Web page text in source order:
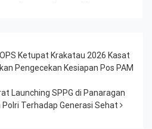
Ketupat Krakatau 2026 Kasat
Pengecekan Kesiapan Pos PAM
Launching SPPG di Panaragan
Terhadap Generasi Sehat